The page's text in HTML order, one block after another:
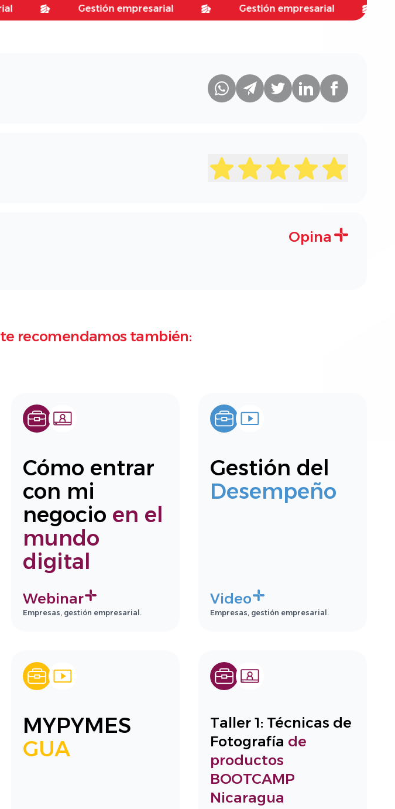
Gestión empresarial Gestión empresarial
Opina
te recomendamos también:
Cómo entrar
con mi
negocio en el
mundo
digital
Webinar
Empresas, gestión empresarial.
Gestión del
Desempeño
Video
Empresas, gestión empresarial.
MYPYMES
GUA
Taller 1: Técnicas de
Fotografía de
productos
BOOTCAMP
Nicaragua